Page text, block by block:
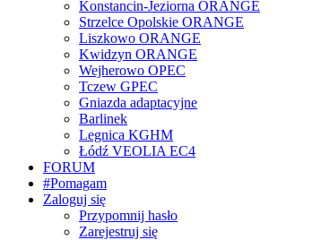
Konstancin-Jeziorna ORANGE
Strzelce Opolskie ORANGE
Liszkowo ORANGE
Kwidzyn ORANGE
Wejherowo OPEC
Tczew GPEC
Gniazda adaptacyjne
Barlinek
Legnica KGHM
Łódź VEOLIA EC4
FORUM
#Pomagam
Zaloguj się
Przypomnij hasło
Zarejestruj się